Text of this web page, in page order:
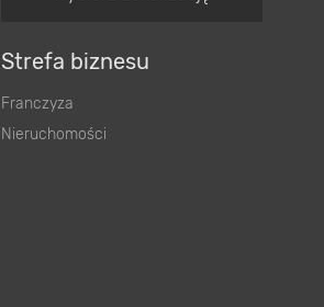
Strefa biznesu
Franczyza
Nieruchomości